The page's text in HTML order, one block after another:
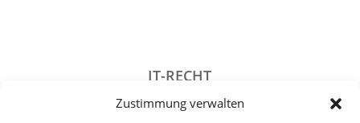
Zustimmung verwalten
IT-RECHT
DATENSCHUTZRECHT